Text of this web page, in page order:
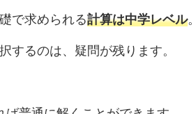
で求められる計算は中学レベル。
するのは、疑問が残ります。